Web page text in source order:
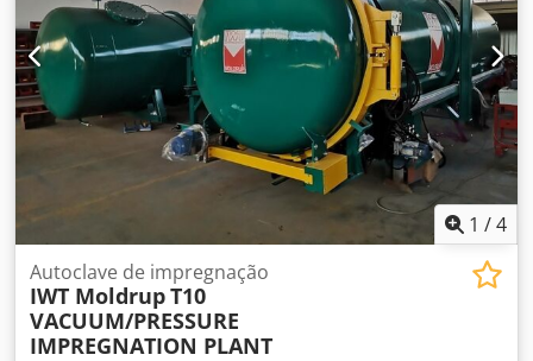
1 /4
Autoclave de impregnação
IWT MoldrupT10
VACUUM/PRESSURE
IMPREGNATION PLANT